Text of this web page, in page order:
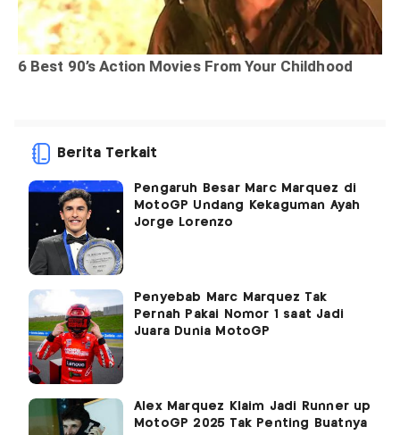
Berita Terkait
Pengaruh Besar Marc Marquez di
MotoGP Undang Kekaguman Ayah
Jorge Lorenzo
Penyebab Marc Marquez Tak
Pernah Pakai Nomor 1 saat Jadi
Juara Dunia MotoGP
Alex Marquez Klaim Jadi Runner up
MotoGP 2025 Tak Penting Buatnya